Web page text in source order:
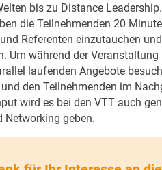
bis zu Distance
die Teilnehmenden 20
Referenten einzutauchen
Um während der
laufenden Angebote
den Teilnehmenden im
wird es bei den VTT auch
Networking geben.